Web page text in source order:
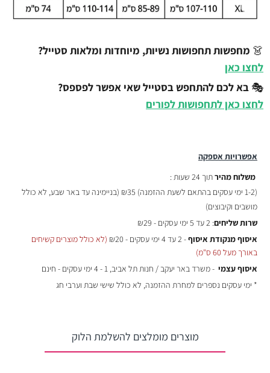
אפשרויות אספקה
משלוח מהירתוך 24 שעות :
(1-2 ימי עסקים בהתאם לשעת ההזמנה)
₪35 (בניימינה עד באר שבע, לא כולל
מושבים וקיבוצים)
שרות שליחים: 2 עד 5 ימי עסקים - ₪29
איסוף מנקודת איסוף- 2 עד 4 ימי עסקים - ₪20
(לא כולל מוצרים קשיחים
באורך מעל 60 ס"מ)
איסוף עצמי - משרד באר יעקב / חנות תל אביב, 1 - 4 ימי עסקים - חינם
* ימי עסקים נספרים למחרת ההזמנה, לא כולל שישי שבת וערבי חג
מוצרים מומלצים להשלמת הלוק
👗 מחפשות תחפושות נשיות, מיוחדות ומלאות סטייל?
לחצו כאן
🎭 בא לכם להתחפש בסטייל שאי אפשר לפספס?
לחצו כאן לתחפושות לפורים